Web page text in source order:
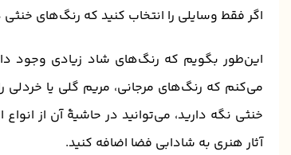
اگر فقط وسایلی را انتخاب کنید که رنگ‌های خنثی
این‌طور بگویم که رنگ‌های شاد زیادی وجود
می‌کنم که رنگ‌های مرجانی، مریم گلی یا خردلی
خنثی نگه دارید، می‌توانید در حاشیۀ آن از
آثار هنری به شادابی فضا اضافه کنید.